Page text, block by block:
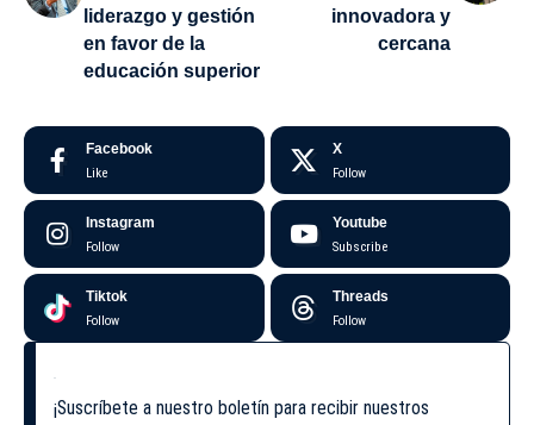
liderazgo y gestión
en favor de la
educación superior
innovadora y
cercana
Facebook
Like
X
Follow
Instagram
Follow
Youtube
Subscribe
Tiktok
Follow
Threads
Follow
¡Suscríbete a nuestro boletín para recibir nuestros